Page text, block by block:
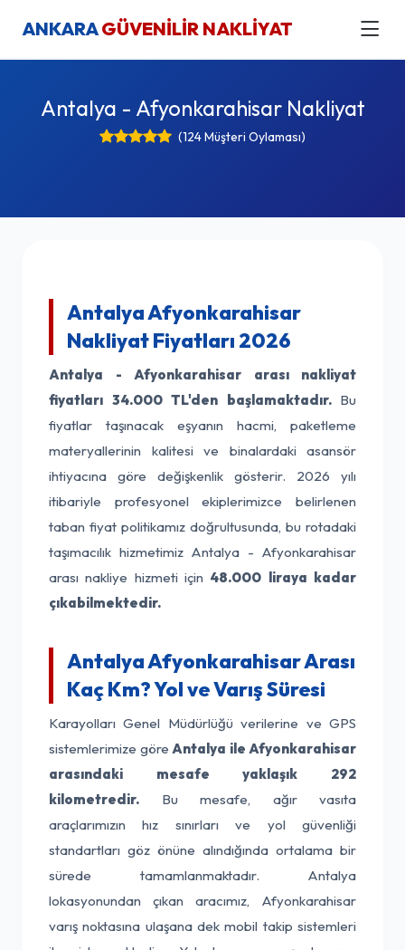
ANKARAGÜVENİLİR NAKLİYAT
Antalya - Afyonkarahisar Nakliyat
(124 Müşteri Oylaması)
Antalya Afyonkarahisar
Nakliyat Fiyatları 2026
Antalya - Afyonkarahisar arası nakliyat
fiyatları 34.000 TL'den başlamaktadır.Bu
fiyatlar taşınacak eşyanın hacmi, paketleme
materyallerinin kalitesi ve binalardaki asansör
ihtiyacına göre değişkenlik gösterir. 2026 yılı
itibariyle profesyonel ekiplerimizce belirlenen
taban fiyat politikamız doğrultusunda, bu rotadaki
taşımacılık hizmetimiz Antalya - Afyonkarahisar
arası nakliye hizmeti için 48.000 liraya kadar
çıkabilmektedir.
Antalya Afyonkarahisar Arası
Kaç Km? Yol ve Varış Süresi
Karayolları Genel Müdürlüğü verilerine ve GPS
sistemlerimize göre Antalya ile Afyonkarahisar
arasındaki mesafe yaklaşık 292
kilometredir. Bu mesafe, ağır vasıta
araçlarımızın hız sınırları ve yol güvenliği
standartları göz önüne alındığında ortalama bir
sürede tamamlanmaktadır. Antalya
lokasyonundan çıkan aracımız, Afyonkarahisar
varış noktasına ulaşana dek mobil takip sistemleri